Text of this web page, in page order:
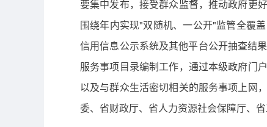
要集中发布，接受群众监督，推动政府更
围绕年内实现"双随机、一公开"监管全覆
信用信息公示系统及其他平台公开抽查结
服务事项目录编制工作，通过本级政府门
以及与群众生活密切相关的服务事项上网
委、省财政厅、省人力资源社会保障厅、